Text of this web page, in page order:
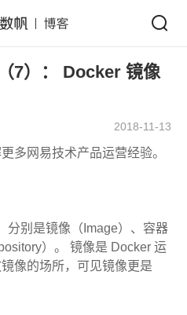
7）： Docker 镜像
2018-11-13
多网易技术产品运营经验。
分别是镜像（Image）、容器
）。 镜像是 Docker 运
像的场所，可见镜像更是